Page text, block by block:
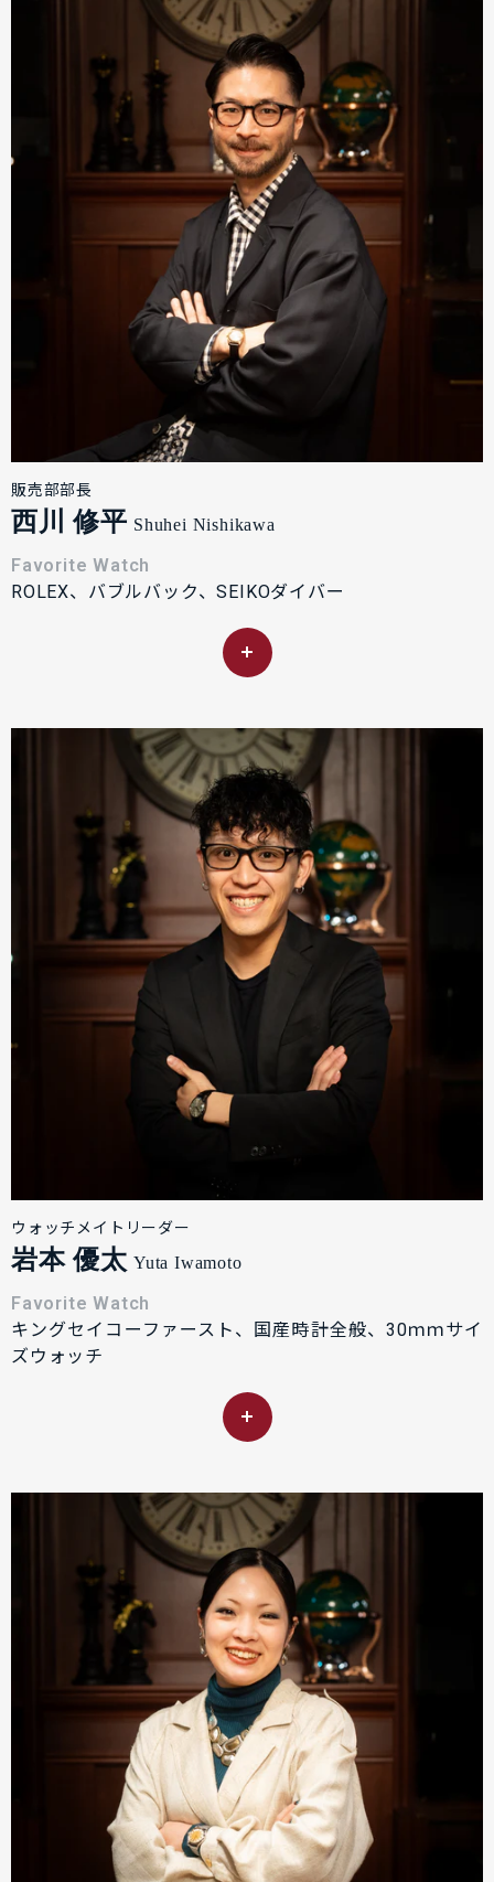
販売部部長
西川 修平 Shuhei Nishikawa
Favorite Watch
ROLEX、バブルバック、SEIKOダイバー
ウォッチメイトリーダー
岩本 優太 Yuta Iwamoto
Favorite Watch
キングセイコーファースト、国産時計全般、30ｍｍサイ
ズウォッチ